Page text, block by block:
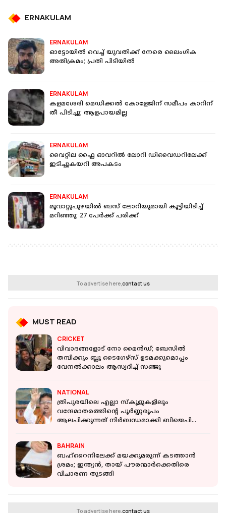
ERNAKULAM
ERNAKULAM
ഓട്ടോയില്‍ വെച്ച് യുവതിക്ക് നേരെ ലൈംഗിക
അതിക്രമം; പ്രതി പിടിയിൽ
ERNAKULAM
കളമശേരി മെഡിക്കല്‍ കോളേജിന് സമീപം കാറിന്
തീ പിടിച്ചു; ആളപായമില്ല
ERNAKULAM
വൈറ്റില ഫ്ലൈ ഓവറിൽ ലോറി ഡിവൈഡറിലേക്ക്
ഇടിച്ചുകയറി അപകടം
ERNAKULAM
മൂവാറ്റുപുഴയില്‍ ബസ് ലോറിയുമായി കൂട്ടിയിടിച്ച്
മറിഞ്ഞു; 27 പേർക്ക് പരിക്ക്
To advertise here,contact us
MUST READ
CRICKET
വിവാദങ്ങളോട് നോ മൈൻഡ്; ബേസിൽ
തമ്പിക്കും ബ്ലൂ ടൈഗേഴ്സ് ഉടമക്കുമൊപ്പം
വേനൽക്കാലം ആസ്വദിച്ച് സഞ്ജു
NATIONAL
ത്രിപുരയിലെ എല്ലാ സ്‌കൂളുകളിലും
വന്ദേമാതരത്തിന്റെ പൂർണ്ണരൂപം
ആലപിക്കുന്നത് നിര്‍ബന്ധമാക്കി ബിജെപി
BAHRAIN
ബഹ്‌റൈനിലേക്ക് മയക്കുമരുന്ന് കടത്താന്‍
ശ്രമം; ഇന്ത്യന്‍, തായ് പൗരന്മാര്‍ക്കെതിരെ
വിചാരണ തുടങ്ങി
To advertise here,contact us